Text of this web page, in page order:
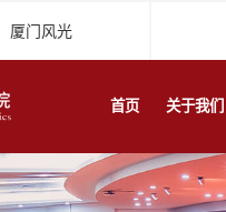
厦门风光
首页 关于我们